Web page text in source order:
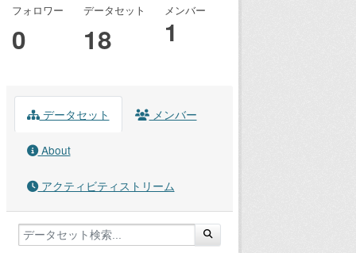
フォロワー
0
データセット
18
メンバー
1
データセット メンバー
About
アクティビティストリーム